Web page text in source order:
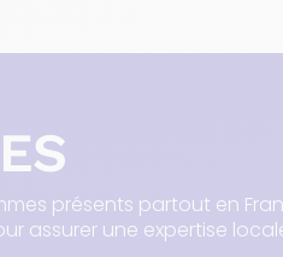
présents partout en
assurer une expertise